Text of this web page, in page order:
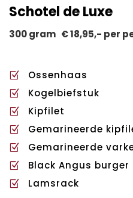
Schotel de Luxe
300 gram € 18,95,- per
Z Ossenhaas
Z Kogelbiefstuk
Z Kipfilet
Z Gemarineerde
Z Gemarineerde
Z Black Angus burger
Z Lamsrack